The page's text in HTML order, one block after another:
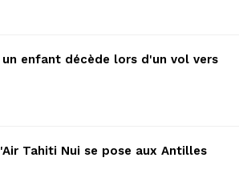
un enfant décède lors d'un vol vers
Tahiti Nui se pose aux Antilles